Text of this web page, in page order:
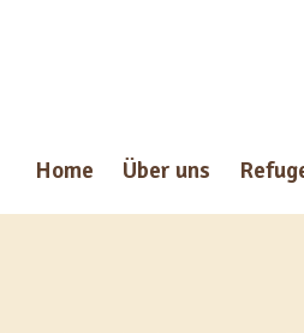
Home Über uns